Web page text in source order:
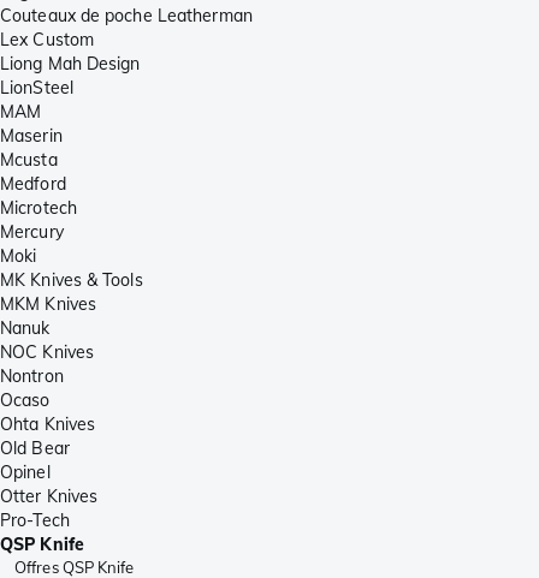
Couteaux de poche Leatherman
Lex Custom
Liong Mah Design
LionSteel
MAM
Maserin
Mcusta
Medford
Microtech
Mercury
Moki
MK Knives & Tools
MKM Knives
Nanuk
NOC Knives
Nontron
Ocaso
Ohta Knives
Old Bear
Opinel
Otter Knives
Pro-Tech
QSP Knife
Offres QSP Knife